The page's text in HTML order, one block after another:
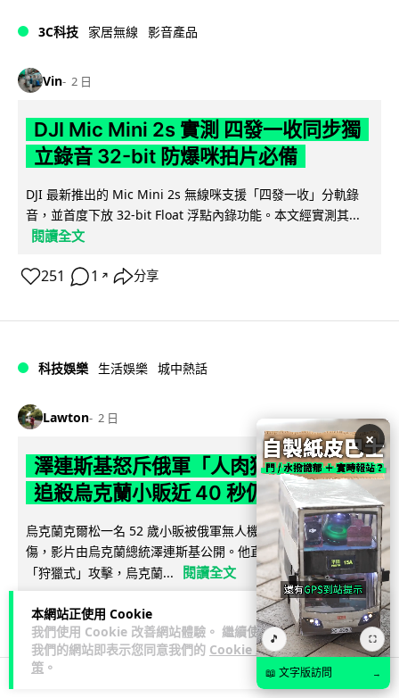
本網站正使用 Cookie
我們使用 Cookie 改善網站體驗。 繼續使用
我們的網站即表示您同意我們的 Cookie 政
策 。
3C科技 家居無線 影音產品
Vin 2 日
DJI Mic Mini 2s 實測 四發一收同步獨
立錄音 32-bit 防爆咪拍片必備
DJI 最新推出的 Mic Mini 2s 無線咪支援「四發一收」分軌錄
音，並首度下放 32-bit Float 浮點內錄功能。本文經實測其...
閱讀全文
251 1 ↗ 分享
科技娛樂 生活娛樂 城中熱話
Lawton 2 日
澤連斯基怒斥俄軍「人肉狩獵」 無人機
追殺烏克蘭小販近 40 秒仍被炸傷
烏克蘭克爾松一名 52 歲小販被俄軍無人機追擊近 40 秒後被炸
傷，影片由烏克蘭總統澤連斯基公開。他直斥俄軍對平民進行
「狩獵式」攻擊，烏克蘭...
閱讀全文
126 41 ↗ 分享
×
🎵 ⛶
📖 文字版訪問 →